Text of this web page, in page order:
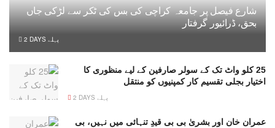
شارع فیصل پر جامعہ کراچی کی بس کی ٹکر سے لڑکی جاں
بحق، ڈرائیور گرفتار
2 DAYS پہلے
25 کلو واٹ تک کے سولر صارفین کے لیے منظوری کا
اختیار بجلی تقسیم کار کمپنیوں کو منتقل
2 DAYS پہلے
عمران خان اور بشریٰ بی بی قیدِ تنہائی میں نہیں، بی